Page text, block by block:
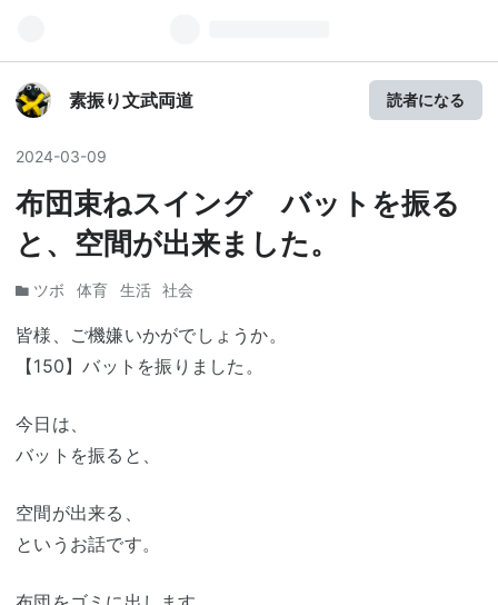
素振り文武両道 読者になる
2024-03-09
布団束ねスイング バットを振る
と、空間が出来ました。
ツボ 体育 生活 社会
皆様、ご機嫌いかがでしょうか。
【150】バットを振りました。
今日は、
バットを振ると、
空間が出来る、
というお話です。